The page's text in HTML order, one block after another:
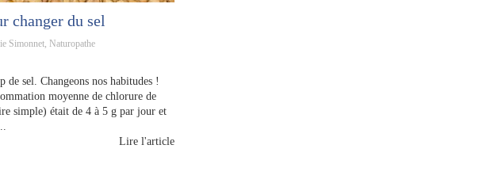
changer du sel
Simonnet, Naturopathe
de sel. Changeons nos habitudes !
moyenne de chlorure de
simple) était de 4 à 5 g par jour et
Lire l'article